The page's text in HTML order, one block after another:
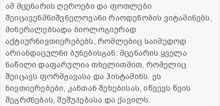
ამ მცენარის ღეროები და ფოთლები
შეიცავენმნიშვნელოვანი რაოდენობის ვიტამინებს,
მინერალებსადა ბიოლოგიურად
აქტიურნივთიერებებს, რომლებიც საიმედოდ
არიანდაცულნი ბუნებისგან: მცენარის ყველა
ნაწილი დაფარულია თხელითმით, რომელიც
შეიცავს ფორმჟავასა და ჰისტამინს. ეს
ნივთიერებები, კანთან შეხებისას, იწვევს წვის
შეგრძნებას, შეშუპებასა და ქავილს.